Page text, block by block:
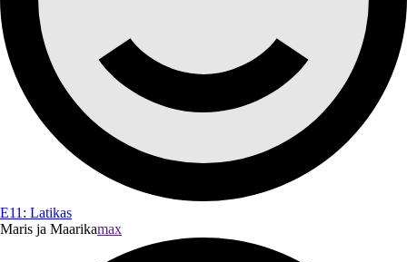
E11: Latikas
Maris ja Maarikamax